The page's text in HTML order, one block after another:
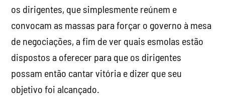
os dirigentes, que simplesmente reúnem e
convocam as massas para forçar o governo à mesa
de negociações, a fim de ver quais esmolas estão
dispostos a oferecer para que os dirigentes
possam então cantar vitória e dizer que seu
objetivo foi alcançado.